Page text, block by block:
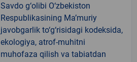
Savdo g‘olibi O‘zbekiston
Respublikasining Ma’muriy
javobgarlik to‘g‘risidagi kodeksida,
ekologiya, atrof-muhitni
muhofaza qilish va tabiatdan